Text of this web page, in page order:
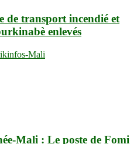
de transport incendié et
enlevés
Mali
Mali : Le poste de Fomi